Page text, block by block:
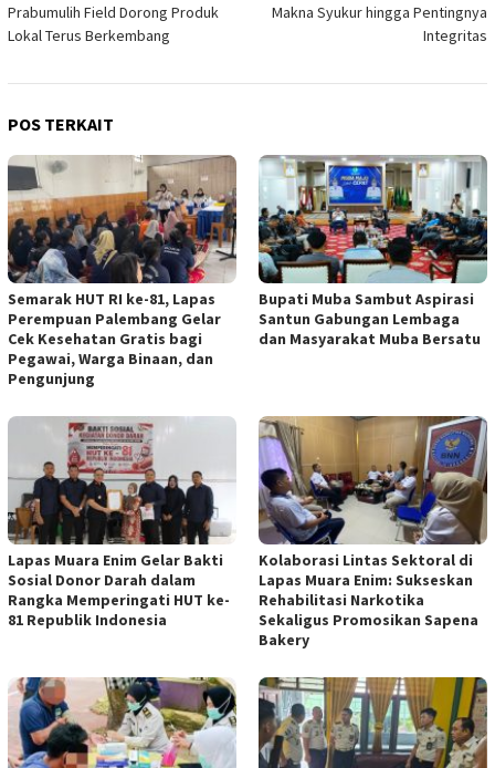
Prabumulih Field Dorong Produk
Lokal Terus Berkembang
Makna Syukur hingga Pentingnya
Integritas
POS TERKAIT
Semarak HUT RI ke-81, Lapas
Perempuan Palembang Gelar
Cek Kesehatan Gratis bagi
Pegawai, Warga Binaan, dan
Pengunjung
Bupati Muba Sambut Aspirasi
Santun Gabungan Lembaga
dan Masyarakat Muba Bersatu
Lapas Muara Enim Gelar Bakti
Sosial Donor Darah dalam
Rangka Memperingati HUT ke-
81 Republik Indonesia
Kolaborasi Lintas Sektoral di
Lapas Muara Enim: Sukseskan
Rehabilitasi Narkotika
Sekaligus Promosikan Sapena
Bakery